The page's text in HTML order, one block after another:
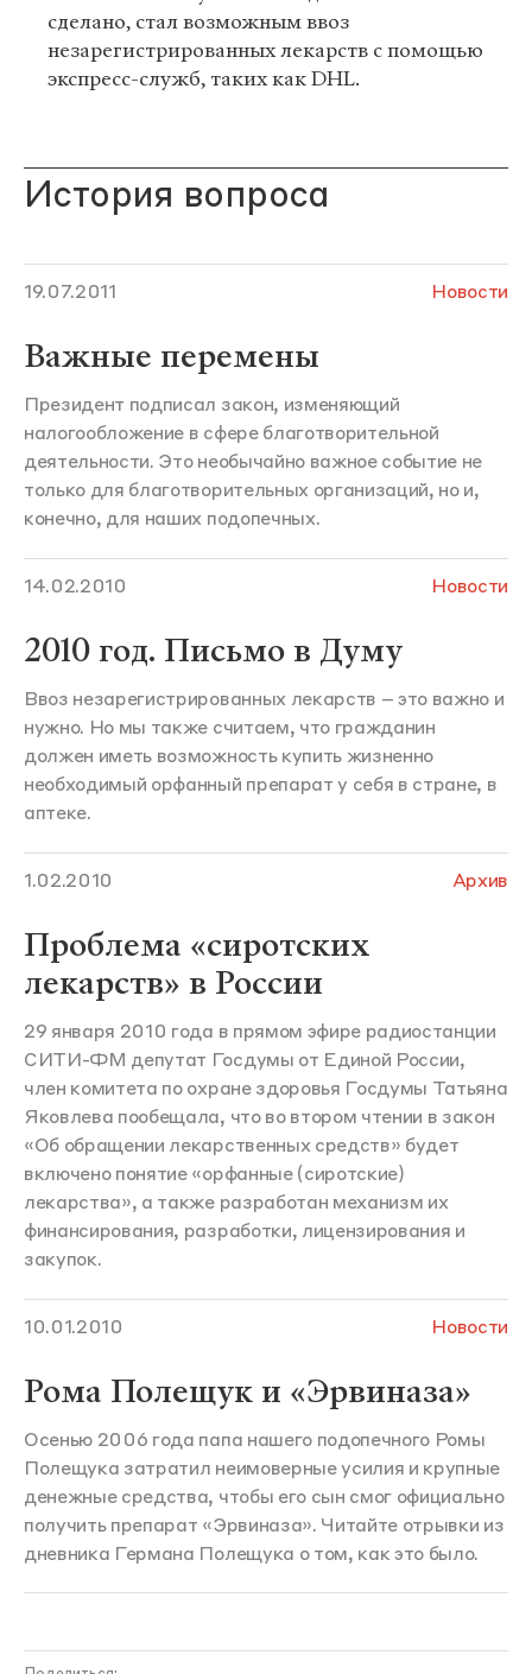
сделано, стал возможным ввоз
незарегистрированных лекарств с помощью
экспресс-служб, таких как DHL.
История вопроса
19.07.2011 Новости
Важные перемены
Президент подписал закон, изменяющий
налогообложение в сфере благотворительной
деятельности. Это необычайно важное событие не
только для благотворительных организаций, но и,
конечно, для наших подопечных.
14.02.2010 Новости
2010 год. Письмо в Думу
Ввоз незарегистрированных лекарств – это важно и
нужно. Но мы также считаем, что гражданин
должен иметь возможность купить жизненно
необходимый орфанный препарат у себя в стране, в
аптеке.
1.02.2010 Архив
Проблема «сиротских
лекарств» в России
29 января 2010 года в прямом эфире радиостанции
СИТИ-ФМ депутат Госдумы от Единой России,
член комитета по охране здоровья Госдумы Татьяна
Яковлева пообещала, что во втором чтении в закон
«Об обращении лекарственных средств» будет
включено понятие «орфанные (сиротские)
лекарства», а также разработан механизм их
финансирования, разработки, лицензирования и
закупок.
10.01.2010 Новости
Рома Полещук и «Эрвиназа»
Осенью 2006 года папа нашего подопечного Ромы
Полещука затратил неимоверные усилия и крупные
денежные средства, чтобы его сын смог официально
получить препарат «Эрвиназа». Читайте отрывки из
дневника Германа Полещука о том, как это было.